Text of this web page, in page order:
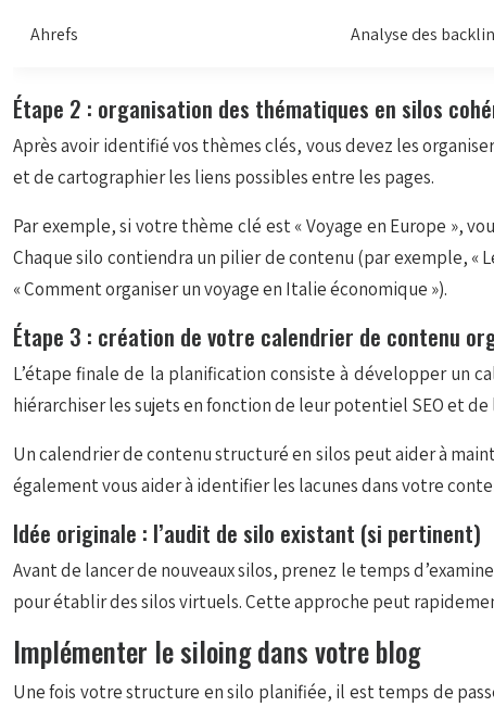
Ahrefs Analyse des
Étape 2 : organisation des thématiques en silos
Après avoir identifié vos thèmes clés, vous devez les
et de cartographier les liens possibles entre les pages.
Par exemple, si votre thème clé est « Voyage en Europe »,
Chaque silo contiendra un pilier de contenu (par exemple, «
« Comment organiser un voyage en Italie économique »).
Étape 3 : création de votre calendrier de contenu
L’étape finale de la planification consiste à développer un
hiérarchiser les sujets en fonction de leur potentiel SEO et
Un calendrier de contenu structuré en silos peut aider à
également vous aider à identifier les lacunes dans votre
Idée originale : l’audit de silo existant (si pertinent)
Avant de lancer de nouveaux silos, prenez le temps
pour établir des silos virtuels. Cette approche peut
Implémenter le siloing dans votre blog
Une fois votre structure en silo planifiée, il est temps de